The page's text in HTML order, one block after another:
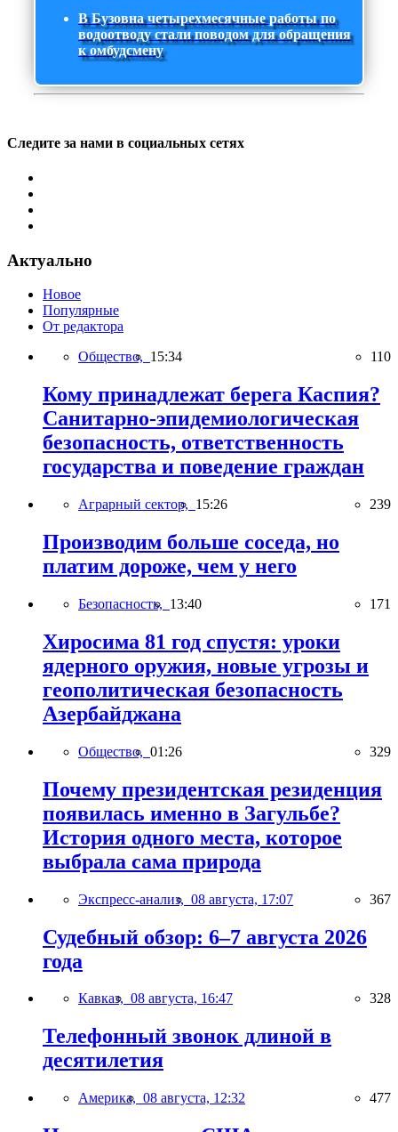
В Бузовна четырехмесячные работы по
водоотводу стали поводом для обращения
к омбудсмену
Следите за нами в социальных сетях
Актуально
Новое
Популярные
От редактора
Общество, 15:34 110
Кому принадлежат берега Каспия?
Санитарно-эпидемиологическая
безопасность, ответственность
государства и поведение граждан
Аграрный сектор, 15:26 239
Производим больше соседа, но
платим дороже, чем у него
Безопасность, 13:40 171
Хиросима 81 год спустя: уроки
ядерного оружия, новые угрозы и
геополитическая безопасность
Азербайджана
Общество, 01:26 329
Почему президентская резиденция
появилась именно в Загульбе?
История одного места, которое
выбрала сама природа
Экспресс-анализ, 08 августа, 17:07 367
Судебный обзор: 6–7 августа 2026
года
Кавказ, 08 августа, 16:47 328
Телефонный звонок длиной в
десятилетия
Америка, 08 августа, 12:32 477